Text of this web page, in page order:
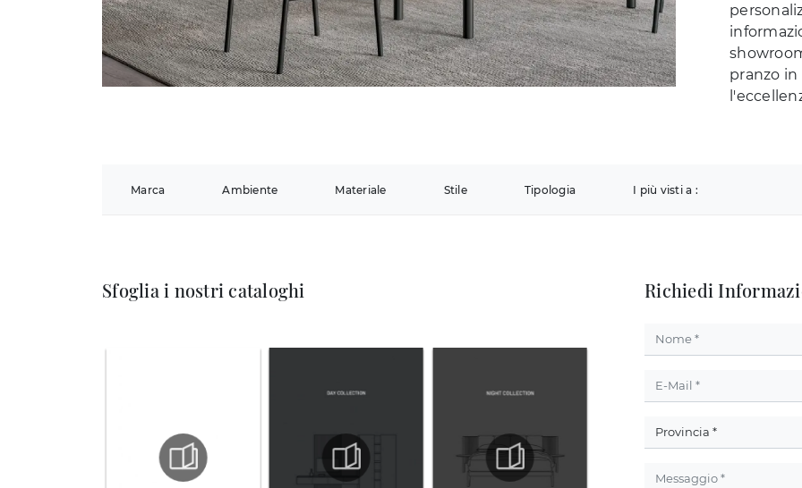
pranzo
Marca Ambiente Materiale Stile Tipologia I più visti a :
Sfoglia i nostri cataloghi Richiedi